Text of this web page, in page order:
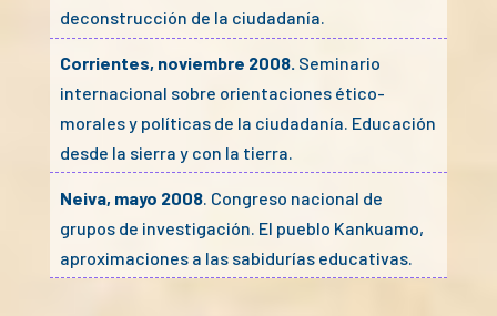
deconstrucción de la ciudadanía.
Corrientes, noviembre 2008. Seminario
internacional sobre orientaciones ético-
morales y políticas de la ciudadanía. Educación
desde la sierra y con la tierra.
Neiva, mayo 2008. Congreso nacional de
grupos de investigación. El pueblo Kankuamo,
aproximaciones a las sabidurías educativas.